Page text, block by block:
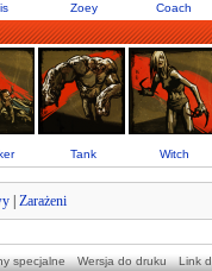
Zoey
Coach
Tank Witch
Zarażeni
specjalne Wersja do druku Link